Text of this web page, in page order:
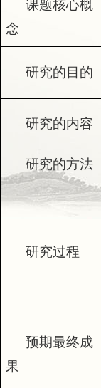
课题核心概
念
研究的目的
研究的内容
研究的方法
研究过程
预期最终成
果